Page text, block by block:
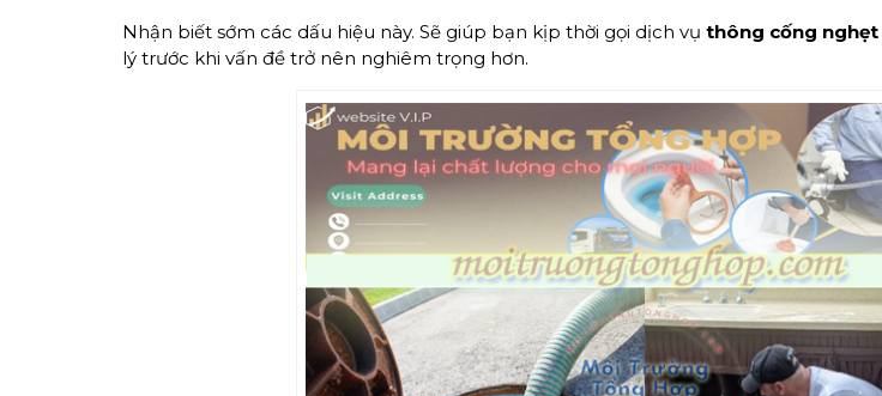
Nhận biết sớm các dấu hiệu này. Sẽ giúp bạn kịp thời gọi dịch vụ thông cống nghẹt
lý trước khi vấn đề trở nên nghiêm trọng hơn.